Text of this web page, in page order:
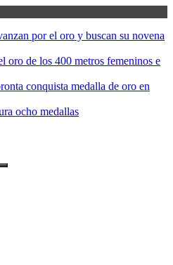
por el oro y buscan su novena
oro de los 400 metros femeninos e
conquista medalla de oro en
ocho medallas